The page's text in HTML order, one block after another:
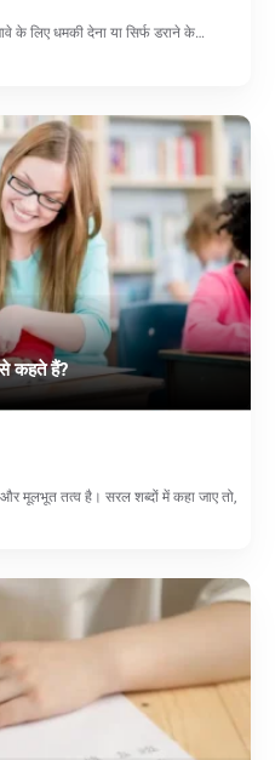
के लिए धमकी देना या सिर्फ डराने के…
कहते हैं?
मूलभूत तत्व है। सरल शब्दों में कहा जाए तो,